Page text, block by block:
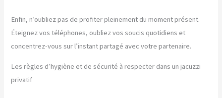
Enfin, n’oubliez pas de profiter pleinement du moment présent.
Éteignez vos téléphones, oubliez vos soucis quotidiens et
concentrez-vous sur l’instant partagé avec votre partenaire.
Les règles d’hygiène et de sécurité à respecter dans un jacuzzi
privatif